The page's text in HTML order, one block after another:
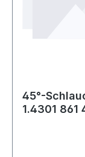
45°-
1.4301 861